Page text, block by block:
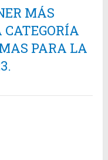
MÁS
CATEGORÍA
PARA LA